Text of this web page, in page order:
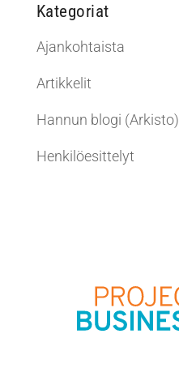
Kategoriat
Ajankohtaista
Artikkelit
Hannun blogi (Arkisto)
Henkilöesittelyt